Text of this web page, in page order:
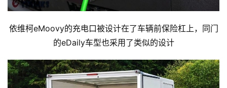
依维柯eMoovy的充电口被设计在了车辆前保险杠上，同门
的eDaily车型也采用了类似的设计